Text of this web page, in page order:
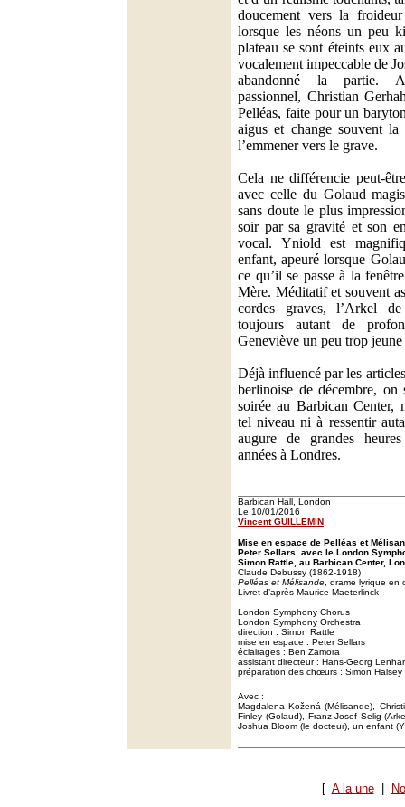
doucement vers la
lorsque les néons un peu
plateau se sont éteints eux
vocalement impeccable de
abandonné la partie.
passionnel, Christian
Pelléas, faite pour un
aigus et change souvent
l’emmener vers le grave.
Cela ne différencie peut-
avec celle du Golaud
sans doute le plus
soir par sa gravité et son
vocal. Yniold est
enfant, apeuré lorsque
ce qu’il se passe à la
Mère. Méditatif et souvent
cordes graves, l’Arkel
toujours autant de
Geneviève un peu trop
Déjà influencé par les
berlinoise de décembre, on
soirée au Barbican Center,
tel niveau ni à ressentir
augure de grandes
années à Londres.
Barbican Hall, London
Le 10/01/2016
Vincent GUILLEMIN
Mise en espace de Pelléas et
Peter Sellars, avec le London
Simon Rattle, au Barbican Center,
Claude Debussy (1862-1918)
Pelléas et Mélisande , drame lyrique en
Livret d’après Maurice Maeterlinck
London Symphony Chorus
London Symphony Orchestra
direction : Simon Rattle
mise en espace : Peter Sellars
éclairages : Ben Zamora
assistant directeur : Hans-Georg
préparation des chœurs : Simon Halsey
Avec :
Magdalena Kožená (Mélisande),
Finley (Golaud), Franz-Josef Selig
Joshua Bloom (le docteur), un enfant
[ A la une|